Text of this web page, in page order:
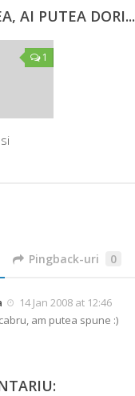
AI PUTEA DORI...
1
Pingback-uri 0
14 Jan 2008 at 12:46
am putea spune :)